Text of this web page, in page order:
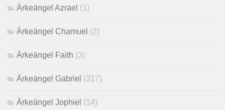
Ärkeängel Azrael (1)
Ärkeängel Chamuel (2)
Ärkeängel Faith (3)
Ärkeängel Gabriel (317)
Ärkeängel Jophiel (14)